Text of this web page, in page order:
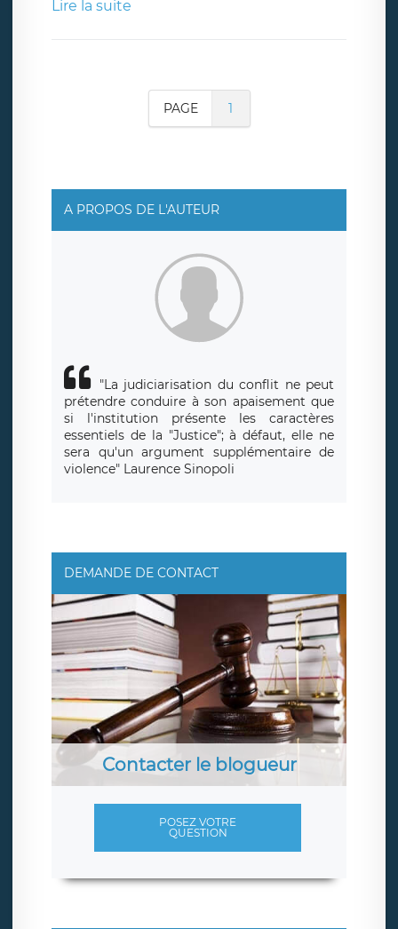
Lire la suite
PAGE 1
A PROPOS DE L'AUTEUR
"La judiciarisation du conflit ne peut
prétendre conduire à son apaisement que
si l'institution présente les caractères
essentiels de la "Justice"; à défaut, elle ne
sera qu'un argument supplémentaire de
violence" Laurence Sinopoli
DEMANDE DE CONTACT
Contacter le blogueur
POSEZ VOTRE
QUESTION